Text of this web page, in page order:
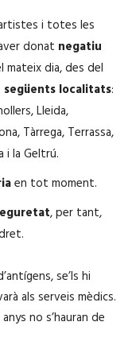
i totes les
donat negatiu
mateix dia, des del
següents localitats:
Lleida,
Tàrrega, Terrassa,
i la Geltrú.
en tot moment.
, per tant,
se’ls hi
als serveis mèdics.
no s’hauran de